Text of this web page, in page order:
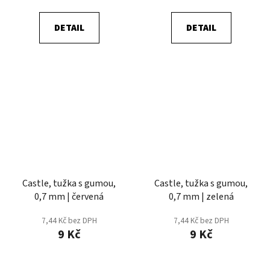
DETAIL DETAIL
Castle, tužka s gumou,
0,7 mm | červená
7,44 Kč bez DPH
9 Kč
Castle, tužka s gumou,
0,7 mm | zelená
7,44 Kč bez DPH
9 Kč